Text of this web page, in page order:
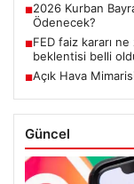
■2026 Kurban
Ödenecek?
■FED faiz kararı
beklentisi belli
■Açık Hava
Güncel